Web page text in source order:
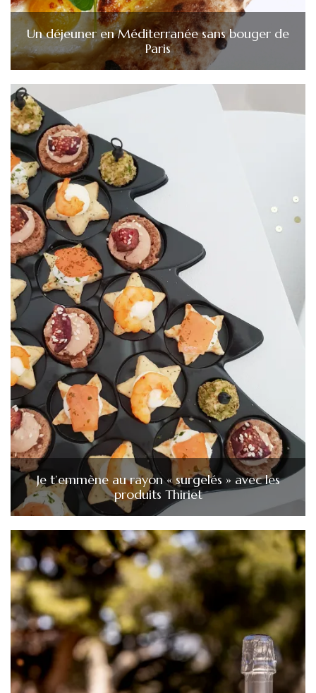
Un déjeuner en Méditerranée sans bouger de
Paris
Je t’emmène au rayon « surgelés » avec les
produits Thiriet